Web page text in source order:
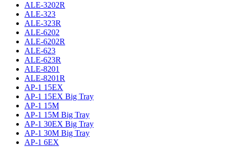
ALE-3202R
ALE-323
ALE-323R
ALE-6202
ALE-6202R
ALE-623
ALE-623R
ALE-8201
ALE-8201R
AP-1 15EX
AP-1 15EX Big Tray
AP-1 15M
AP-1 15M Big Tray
AP-1 30EX Big Tray
AP-1 30M Big Tray
AP-1 6EX